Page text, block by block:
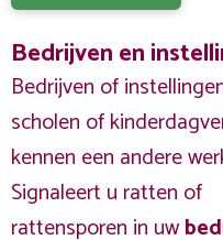
Bedrijven en
Bedrijven of
scholen of
kennen een andere
Signaleert u ratten of
rattensporen in uw